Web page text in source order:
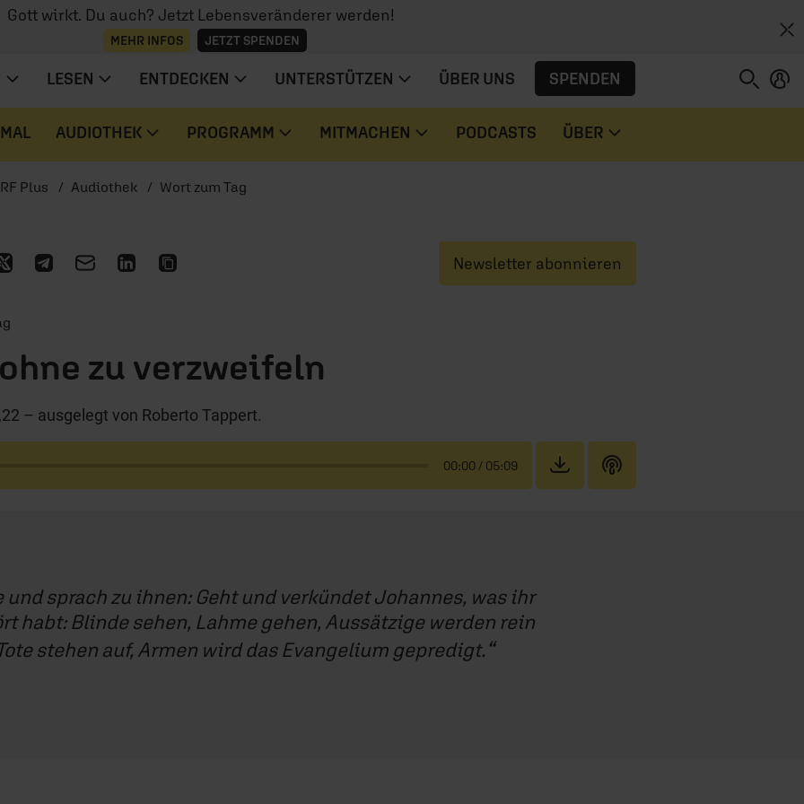
Gott wirkt. Du auch? Jetzt Lebensveränderer werden!
MEHR INFOS JETZT SPENDEN
LESEN ENTDECKEN UNTERSTÜTZEN ÜBER UNS SPENDEN
AUDIOTHEK PROGRAMM MITMACHEN PODCASTS ÜBER
Plus Audiothek Wort zum Tag
Newsletter abonnieren
zu verzweifeln
– ausgelegt von Roberto Tappert.
00:00/ 05:09
sprach zu ihnen: Geht und verkündet Johannes, was ihr
habt: Blinde sehen, Lahme gehen, Aussätzige werden rein
stehen auf, Armen wird das Evangelium gepredigt.